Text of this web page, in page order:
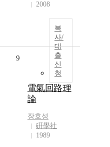
2008
복
사/
대
출
신
청
9
電氣回路理
論
장호성
硏學社
1989